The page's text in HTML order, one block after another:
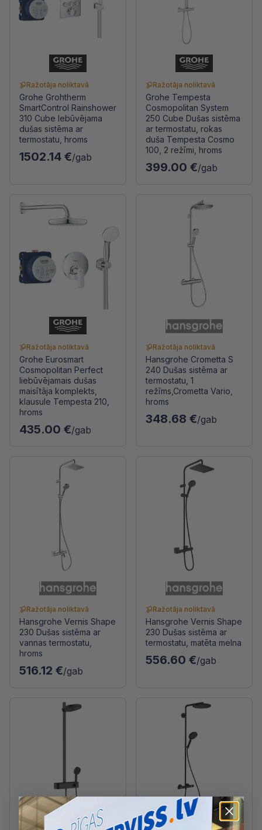
Ražotāja noliktavā
Grohe Grohtherm
SmartControl Rainshower
310 Cube Iebūvējama
dušas sistēma ar
termostatu, hroms
1502.14 €/gab
Ražotāja noliktavā
Grohe Tempesta
Cosmopolitan System
250 Cube Dušas sistēma
ar termostatu, rokas
duša Tempesta Cosmo
100, 2 režīmi, hroms
399.00 €/gab
Ražotāja noliktavā
Grohe Eurosmart
Cosmopolitan Perfect
Iiebūvējamais dušas
maisītāja komplekts,
klausule Tempesta 210,
hroms
435.00 €/gab
Ražotāja noliktavā
Hansgrohe Crometta S
240 Dušas sistēma ar
termostatu, 1
režīms,Crometta Vario,
hroms
348.68 €/gab
Ražotāja noliktavā
Hansgrohe Vernis Shape
230 Dušas sistēma ar
vannas termostatu,
hroms
516.12 €/gab
Ražotāja noliktavā
Hansgrohe Vernis Shape
230 Dušas sistēma ar
termostatu, matēta melna
556.60 €/gab